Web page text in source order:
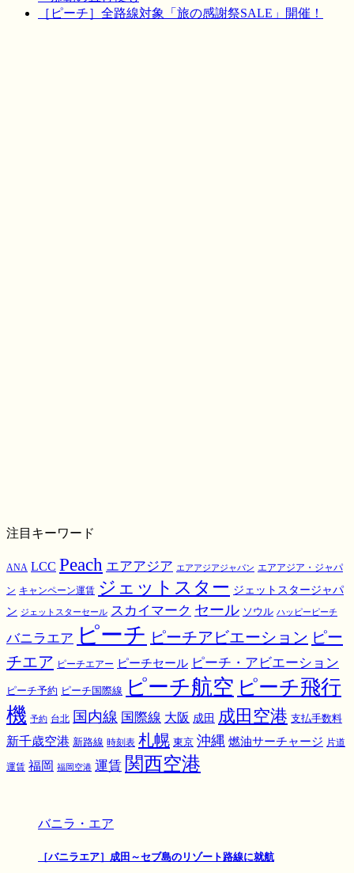
［ピーチ］全路線対象「旅の感謝祭SALE」開催！
注目キーワード
ANA LCC Peach エアアジア エアアジアジャパン エアアジア・ジャパ
ン キャンペーン運賃 ジェットスター ジェットスタージャパ
ン ジェットスターセール スカイマーク セール ソウル ハッピーピーチ
バニラエア ピーチ ピーチアビエーション ピー
チエア ピーチエアー ピーチセール ピーチ・アビエーション
ピーチ予約 ピーチ国際線 ピーチ航空 ピーチ飛行
機 予約 台北 国内線 国際線 大阪 成田 成田空港 支払手数料
新千歳空港 新路線 時刻表 札幌 東京 沖縄 燃油サーチャージ 片道
運賃 福岡 福岡空港 運賃 関西空港
バニラ・エア
［バニラエア］成田～セブ島のリゾート路線に就航